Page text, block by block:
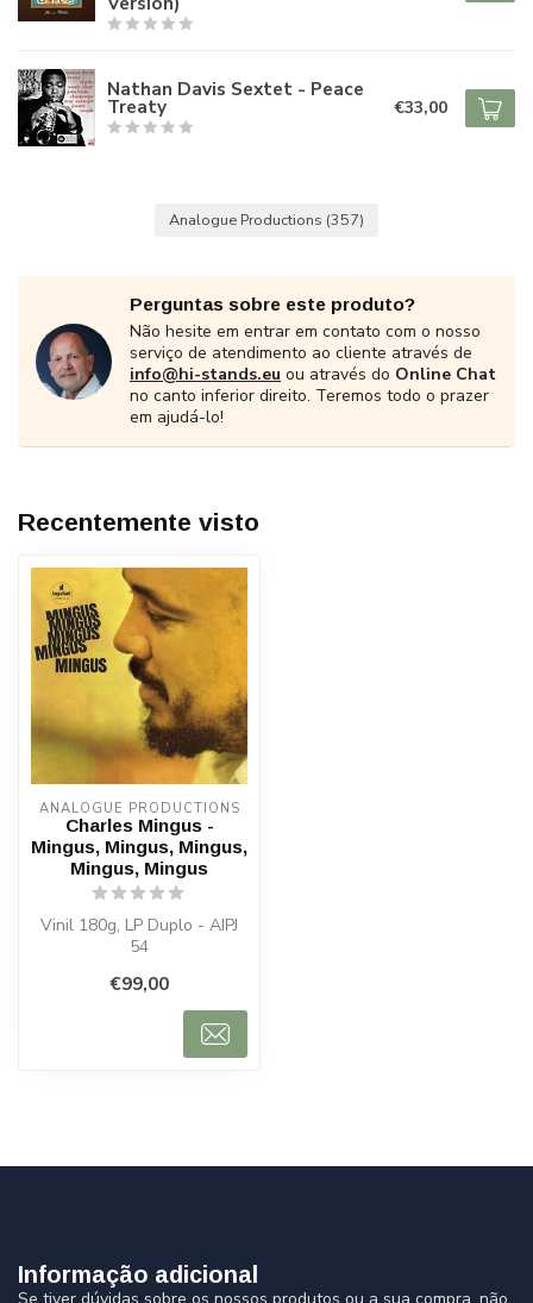
Nathan Davis Sextet - Peace
Treaty €33,00
Analogue Productions (357)
Perguntas sobre este produto?
Não hesite em entrar em contato com o nosso
serviço de atendimento ao cliente através de
info@hi-stands.eu ou através do Online Chat
no canto inferior direito. Teremos todo o prazer
em ajudá-lo!
Recentemente visto
ANALOGUE PRODUCTIONS
Charles Mingus -
Mingus, Mingus, Mingus,
Mingus, Mingus
Vinil 180g, LP Duplo - AIPJ
54
€99,00
Informação adicional